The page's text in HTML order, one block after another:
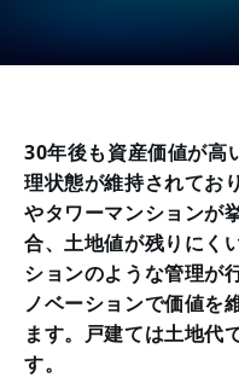
30年後も資産価値が高
理状態が維持されてお
やタワーマンションが
合、土地値が残りにく
ションのような管理が
ノベーションで価値を
ます。戸建ては土地代
す。